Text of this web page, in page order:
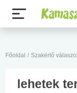
Főoldal / Szakértő válaszol
lehetek